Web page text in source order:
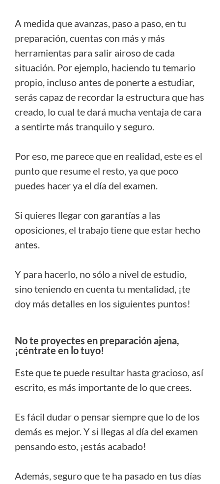
A medida que avanzas, paso a paso, en tu
preparación, cuentas con más y más
herramientas para salir airoso de cada
situación. Por ejemplo, haciendo tu temario
propio, incluso antes de ponerte a estudiar,
serás capaz de recordar la estructura que has
creado, lo cual te dará mucha ventaja de cara
a sentirte más tranquilo y seguro.
Por eso, me parece que en realidad, este es el
punto que resume el resto, ya que poco
puedes hacer ya el día del examen.
Si quieres llegar con garantías a las
oposiciones, el trabajo tiene que estar hecho
antes.
Y para hacerlo, no sólo a nivel de estudio,
sino teniendo en cuenta tu mentalidad, ¡te
doy más detalles en los siguientes puntos!
No te proyectes en preparación ajena,
¡céntrate en lo tuyo!
Este que te puede resultar hasta gracioso, así
escrito, es más importante de lo que crees.
Es fácil dudar o pensar siempre que lo de los
demás es mejor. Y si llegas al día del examen
pensando esto, ¡estás acabado!
Además, seguro que te ha pasado en tus días